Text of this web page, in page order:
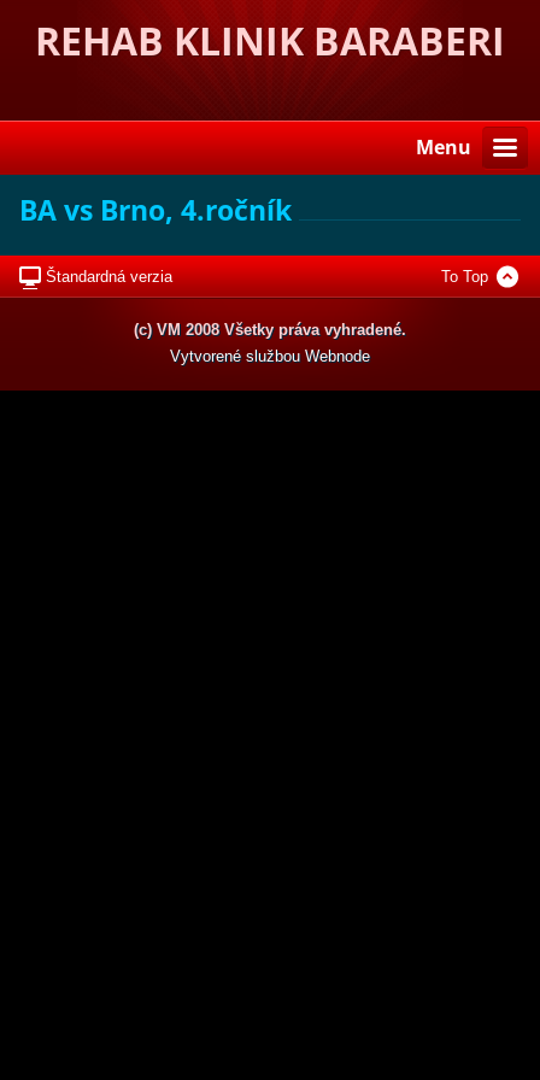
REHAB KLINIK BARABERI
Menu
BA vs Brno, 4.ročník
Štandardná verzia To Top
(c) VM 2008 Všetky práva vyhradené.
Vytvorené službou Webnode